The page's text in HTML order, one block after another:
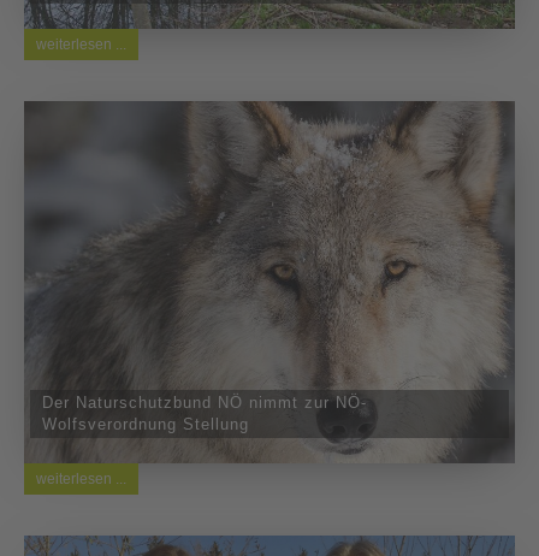
weiterlesen ...
Der Naturschutzbund NÖ nimmt zur NÖ-
Wolfsverordnung Stellung
weiterlesen ...